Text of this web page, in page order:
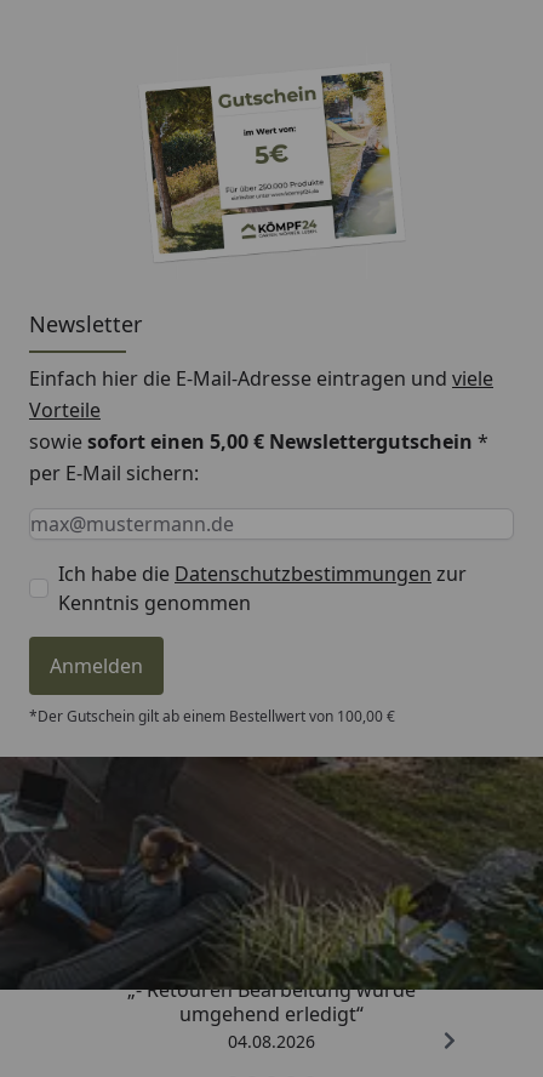
Newsletter
Einfach hier die E-Mail-Adresse eintragen und viele
Vorteile
sowiesofort einen 5,00 € Newslettergutschein *
per E-Mail sichern:
Keine Eingabe erforderlich
Eingabe erforderlich
E-Mail *
Ich habe die Datenschutzbestimmungen zur
Kenntnis genommen
Anmelden
*Der Gutschein gilt ab einem Bestellwert von 100,00 €
Trusted Shops
4,81/ 5
„- Retouren Bearbeitung wurde
umgehend erledigt“
04.08.2026